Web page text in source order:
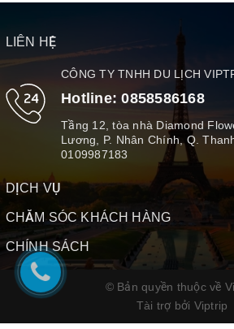
LIÊN HỆ
CÔNG TY TNHH DU LỊCH
Hotline:0858586168
Tầng 12, tòa nhà Diamond
Lương, P. Nhân Chính, Q.
0109987183
DỊCH VỤ
CHĂM SÓC KHÁCH HÀNG
CHÍNH SÁCH
© Bản quyền thuộc về
Tài trợ bởi Viptrip